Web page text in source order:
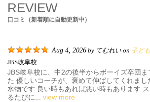
REVIEW
口コミ（新着順に自動更新中）
Aug 4, 2026 by てむれい on 子ど
JBS岐阜校
JBS岐阜校に、中2の後半からボーイズ卒団
た 優しいコーチが、褒めて伸ばしてくれま
水物です 良い時もあれば悪い時もあります
るたびに... view more